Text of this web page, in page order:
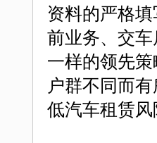
资料的严格
前业务、交
一样的领先
户群不同而
低汽车租赁风